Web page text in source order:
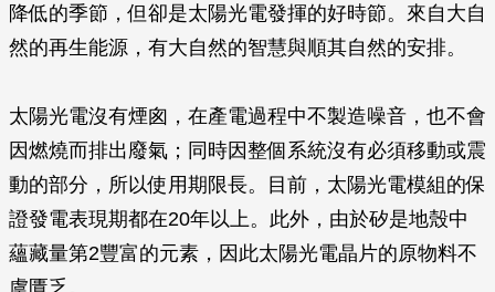
降低的季節，但卻是太陽光電發揮的好時節。來自大自
然的再生能源，有大自然的智慧與順其自然的安排。
太陽光電沒有煙囪，在產電過程中不製造噪音，也不會
因燃燒而排出廢氣；同時因整個系統沒有必須移動或震
動的部分，所以使用期限長。目前，太陽光電模組的保
證發電表現期都在20年以上。此外，由於矽是地殼中
蘊藏量第2豐富的元素，因此太陽光電晶片的原物料不
虞匱乏。